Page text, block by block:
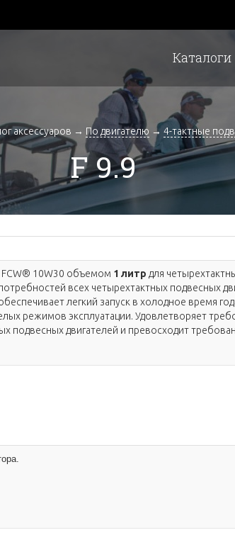
Каталоги
аксессуаров → По двигателю → 4-тактные
F 9.9
10W30 объемом 1 литр для
всех четырехтактных подвесных
легкий запуск в холодное время
режимов эксплуатации. Удовлетворяет
подвесных двигателей и превосходит